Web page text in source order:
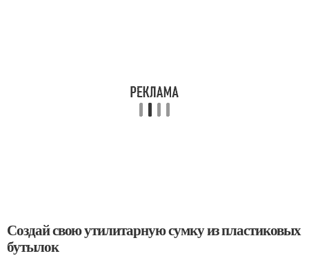
Создай свою утилитарную сумку из пластиковых
бутылок